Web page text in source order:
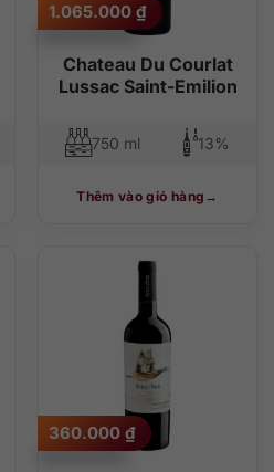
Chateau Du Courlat
Lussac Saint-Emilion
1.065.000 ₫
750 ml 13%
Thêm vào giỏ hàng
360.000 ₫